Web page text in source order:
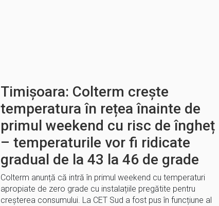
Timișoara: Colterm crește
temperatura în rețea înainte de
primul weekend cu risc de îngheț
– temperaturile vor fi ridicate
gradual de la 43 la 46 de grade
Colterm anunță că intră în primul weekend cu temperaturi
apropiate de zero grade cu instalațiile pregătite pentru
creșterea consumului. La CET Sud a fost pus în funcțiune al